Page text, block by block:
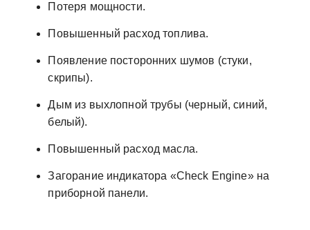
Потеря мощности.
Повышенный расход топлива.
Появление посторонних шумов (стуки,
скрипы).
Дым из выхлопной трубы (черный, синий,
белый).
Повышенный расход масла.
Загорание индикатора «Check Engine» на
приборной панели.